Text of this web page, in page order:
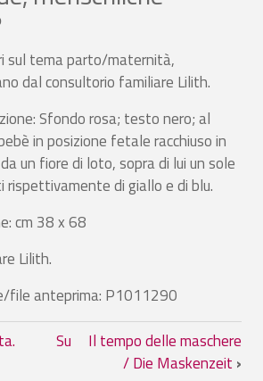
sul tema parto/maternità,
dal consultorio familiare Lilith.
Sfondo rosa; testo nero; al
in posizione fetale racchiuso in
un fiore di loto, sopra di lui un sole
rispettivamente di giallo e di blu.
cm 38 x 68
Lilith.
file anteprima: P1011290
del book per
Su
Il tempo delle maschere
/ Die Maskenzeit ›